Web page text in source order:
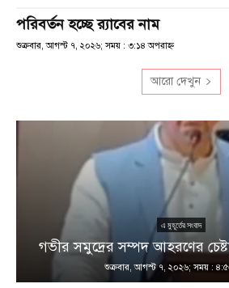
পরিবর্তন হচ্ছে র‌্যাবের নাম
শুক্রবার, আগস্ট ৭, ২০২৬; সময় : ৩:১৪ অপরাহ্ণ
আরো দেখুন
এ মুহূর্তের সংবাদ
গভীর সমুদ্রের সম্পদ আহরণের চেষ্টা
শুক্রবার, আগস্ট ৭, ২০২৬; সময় :